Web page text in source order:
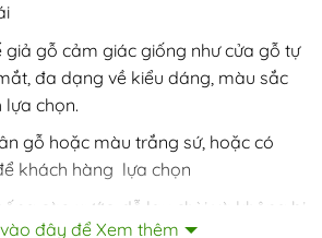
giả gỗ cảm giác giống như cửa gỗ tự
đa dạng về kiểu dáng, màu sắc
lựa chọn.
gỗ hoặc màu trắng sứ, hoặc có
khách hàng lựa chọn
cào xước, dễ lau chùi và không bị
đây để Xem thêm